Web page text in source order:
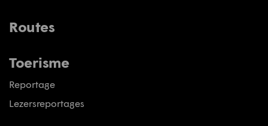
Routes
Toerisme
Reportage
Lezersreportages